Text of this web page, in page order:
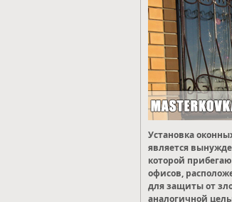
Установка
является
которой
офисов,
для защиты от
аналогичной